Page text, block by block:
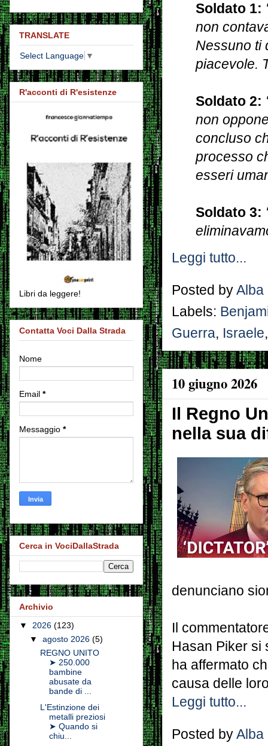
Soldato 1:
non
Nessuno ti
piacevole.
Soldato 2:
non
concluso
processo
esseri
Soldato 3:
Leggi tutto...
Posted by Alba
Labels:
Guerra, Israele
10 giugno 2026
Il Regno
nella sua
denunciano
Il
Hasan Piker si
ha affermato
causa delle
Leggi tutto...
Posted by Alba
TRANSLATE
Select Language ▼
R'acconti di R'esistenze
Libri da leggere!
Contatta Voci Dalla Strada
Nome
Email *
Messaggio *
Cerca in VociDallaStrada
Archivio
▼ 2026 (123)
▼ agosto 2026 (5)
REGNO UNITO
➤ 250.000
bambine
abusate da
bande di ...
L'Estinzione dei
metalli preziosi
➤ Quando si
chiu...